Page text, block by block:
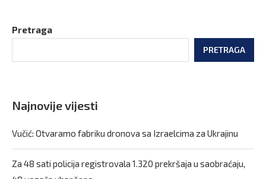
Pretraga
PRETRAGA
Najnovije vijesti
Vučić: Otvaramo fabriku dronova sa Izraelcima za Ukrajinu
Za 48 sati policija registrovala 1.320 prekršaja u saobraćaju,